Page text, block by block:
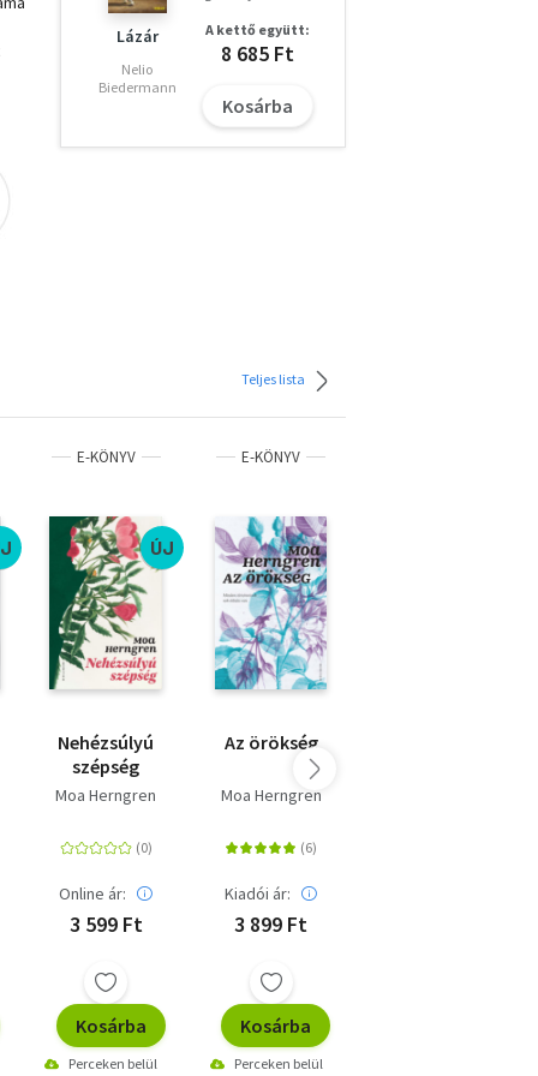
Lázár
Nelio
Biedermann
A kettő együtt:
8 685 Ft
Kosárba
Teljes lista
E-KÖNYV
ÚJ
Nehézsúlyú
szépség
Moa Herngren
Online ár:
3 599 Ft
Kosárba
Perceken belül
E-KÖNYV
Az örökség
Moa Herngren
Kiadói ár:
3 899 Ft
Kosárba
Perceken belül